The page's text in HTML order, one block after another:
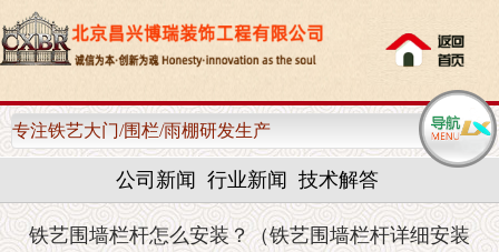
网站首页
产品中心
客户案例
专注铁艺大门/围栏/雨棚研发生产
公司新闻 行业新闻 技术解答
铁艺围墙栏杆怎么安装？（铁艺围墙栏杆详细安装